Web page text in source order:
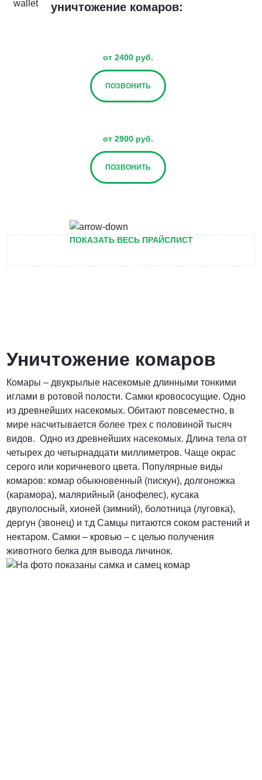
уничтожение комаров:
от 2400 руб.
ПОЗВОНИТЬ
от 2900 руб.
ПОЗВОНИТЬ
от 5900 руб.
ПОЗВОНИТЬ
от 6900 руб.
ПОЗВОНИТЬ
ПОКАЗАТЬ ВЕСЬ ПРАЙСЛИСТ
Уничтожение комаров
Комары – двукрылые насекомые длинными тонкими
иглами в ротовой полости. Самки кровососущие. Одно
из древнейших насекомых. Обитают повсеместно, в
мире насчитывается более трех с половиной тысяч
видов. Одно из древнейших насекомых. Длина тела от
четырех до четырнадцати миллиметров. Чаще окрас
серого или коричневого цвета. Популярные виды
комаров: комар обыкновенный (пискун), долгоножка
(карамора), малярийный (анофелес), кусака
двуполосный, хионей (зимний), болотница (луговка),
дергун (звонец) и т.д Самцы питаются соком растений и
нектаром. Самки – кровью – с целью получения
животного белка для вывода личинок.